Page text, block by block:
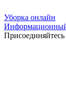
Уборка онлайн
Информационный